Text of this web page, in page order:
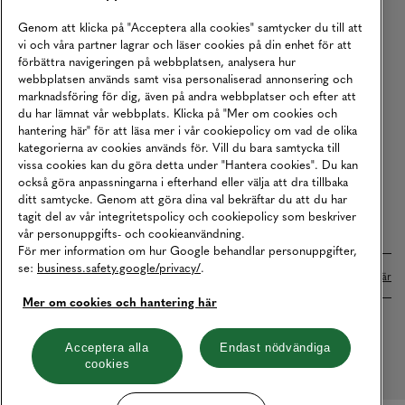
Köpvillkor
Karriär
Vårt Ansvar
Våra Tjänster
Press
Studentrabatt
B2B
Tillgänglighetsredogörelse
Betalningar online sköts i samarbete med Klarna. Läs mer här
Cookies Integritetspolicy
Hantera cookies
Genom att klicka på "Acceptera alla cookies" samtycker du till att
vi och våra partner lagrar och läser cookies på din enhet för att
förbättra navigeringen på webbplatsen, analysera hur
webbplatsen används samt visa personaliserad annonsering och
marknadsföring för dig, även på andra webbplatser och efter att
du har lämnat vår webbplats. Klicka på "Mer om cookies och
hantering här" för att läsa mer i vår cookiepolicy om vad de olika
kategorierna av cookies används för. Vill du bara samtycka till
vissa cookies kan du göra detta under "Hantera cookies". Du kan
också göra anpassningarna i efterhand eller välja att dra tillbaka
ditt samtycke. Genom att göra dina val bekräftar du att du har
tagit del av vår integritetspolicy och cookiepolicy som beskriver
vår personuppgifts- och cookieanvändning.
För mer information om hur Google behandlar personuppgifter,
se: business.safety.google/privacy/.
Mer om cookies och hantering här
Acceptera alla
cookies
Endast nödvändiga